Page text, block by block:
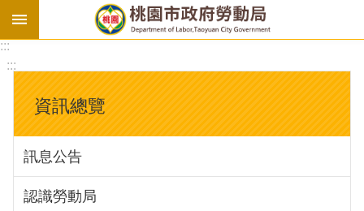
基
法
勞
資
會
庇
:::
:::
資訊總覽
訊息公告
認識勞動局